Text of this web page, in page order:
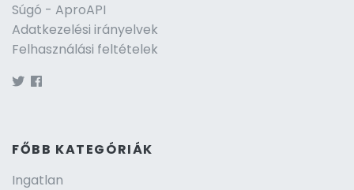
Súgó - AproAPI
Adatkezelési irányelvek
Felhasználási feltételek
FŐBB KATEGÓRIÁK
Ingatlan